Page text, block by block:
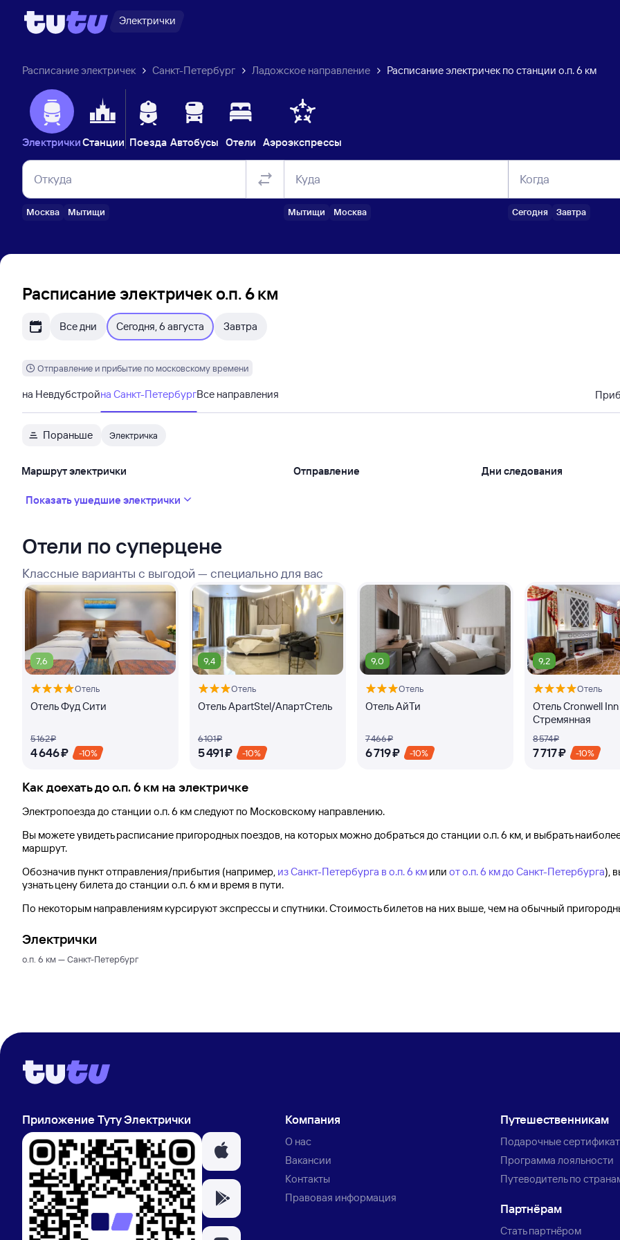
Электрички
Расписание электричек Санкт-Петербург Ладожское направление Расписание электричек по станции о.п. 6 км
ЭлектричкиСтанции Поезда Автобусы Отели Аэроэкспрессы
Откуда
Москва Мытищи
Куда
Мытищи Москва
Когда
Сегодня Завтра
Расписание электричек о.п. 6 км
Все дни Сегодня, 6 августа Завтра
Отправление и прибытие по московскому времени
на Невдубстройна Санкт-ПетербургВсе направления
Пораньше Электричка
Маршрут электрички Отправление Дни следования
Показать ушедшие электрички
Отели по суперцене
Классные варианты с выгодой — специально для вас
7,6
Отель
Отель Фуд Сити
5 ⁠162 ⁠₽
4 ⁠646 ⁠₽ -10%
9,4
Отель
Отель ApartStel/АпартСтель
6 ⁠101 ⁠₽
5 ⁠491 ⁠₽ -10%
9,0
Отель
Отель АйТи
7 ⁠466 ⁠₽
6 ⁠719 ⁠₽ -10%
9,2
Отель
Отель Cronwell Inn
Стремянная
8 ⁠574 ⁠₽
7 ⁠717 ⁠₽ -10%
Как доехать доо.п. 6 км на электричке
Электропоезда до станции о.п. 6 кмследуют по Московскому направлению.
Вы можете увидеть расписание пригородных поездов, на которых можно добраться до станции о.п. 6 км, и выбрать
маршрут.
Обозначив пункт отправления/прибытия (например, из Санкт-Петербурга в о.п. 6 км или от о.п. 6 км до Санкт-Петербурга),
узнать цену билета до станции о.п. 6 км и время в пути.
По некоторым направлениям курсируют экспрессы и спутники. Стоимость билетов на них выше, чем на обычный
Электрички
о.п. 6 км — Санкт-Петербург
Приложение Туту Электрички Компания
О нас
Вакансии
Контакты
Правовая информация
Путешественникам
Подарочные
Программа лояльности
Путеводитель по
Партнёрам
Стать партнёром